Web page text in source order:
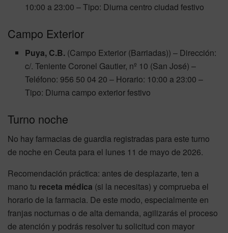
10:00 a 23:00 – Tipo: Diurna centro ciudad festivo
Campo Exterior
Puya, C.B. (Campo Exterior (Barriadas)) – Dirección:
c/. Teniente Coronel Gautier, nº 10 (San José) –
Teléfono: 956 50 04 20 – Horario: 10:00 a 23:00 –
Tipo: Diurna campo exterior festivo
Turno noche
No hay farmacias de guardia registradas para este turno
de noche en Ceuta para el lunes 11 de mayo de 2026.
Recomendación práctica: antes de desplazarte, ten a
mano tu receta médica (si la necesitas) y comprueba el
horario de la farmacia. De este modo, especialmente en
franjas nocturnas o de alta demanda, agilizarás el proceso
de atención y podrás resolver tu solicitud con mayor